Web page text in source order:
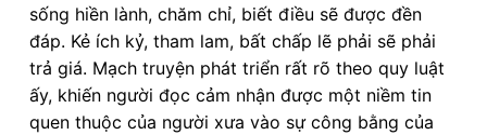
sống hiền lành, chăm chỉ, biết điều sẽ được đền
đáp. Kẻ ích kỷ, tham lam, bất chấp lẽ phải sẽ phải
trả giá. Mạch truyện phát triển rất rõ theo quy luật
ấy, khiến người đọc cảm nhận được một niềm tin
quen thuộc của người xưa vào sự công bằng của